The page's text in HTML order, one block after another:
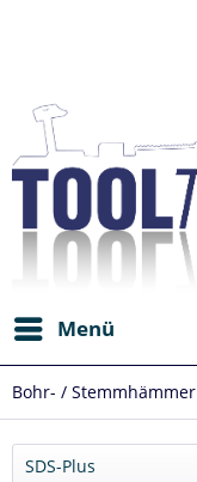
Menü
Bohr- / Stemmhämmer
SDS-Plus